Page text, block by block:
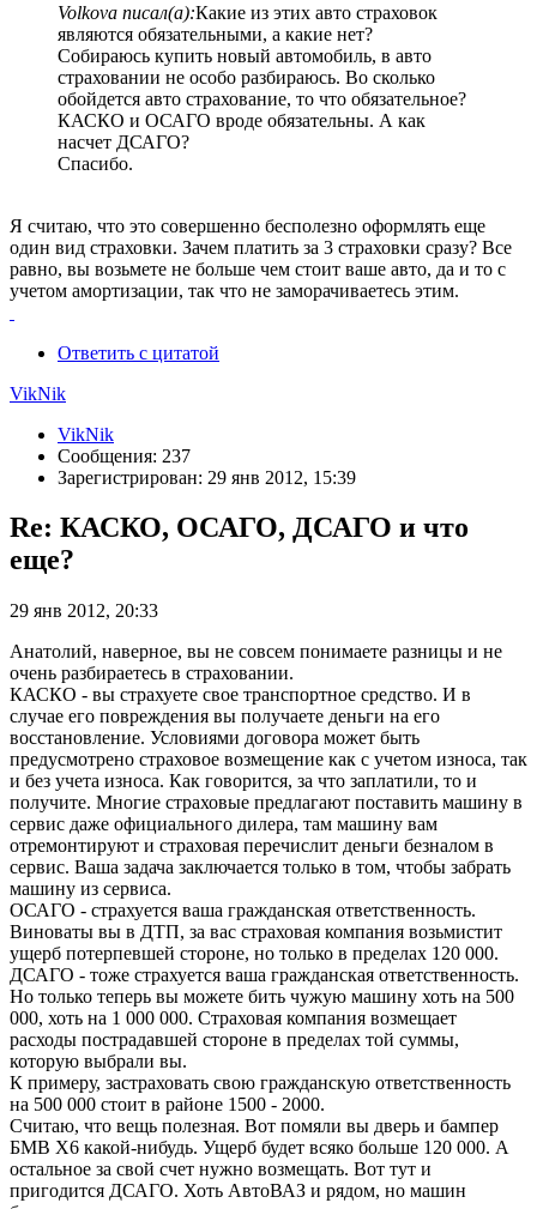
Volkova писал(а):Какие из этих авто страховок
являются обязательными, а какие нет?
Собираюсь купить новый автомобиль, в авто
страховании не особо разбираюсь. Во сколько
обойдется авто страхование, то что обязательное?
КАСКО и ОСАГО вроде обязательны. А как
насчет ДСАГО?
Спасибо.
Я считаю, что это совершенно бесполезно оформлять еще
один вид страховки. Зачем платить за 3 страховки сразу? Все
равно, вы возьмете не больше чем стоит ваше авто, да и то с
учетом амортизации, так что не заморачиваетесь этим.
Ответить с цитатой
VikNik
VikNik
Сообщения: 237
Зарегистрирован: 29 янв 2012, 15:39
Re: КАСКО, ОСАГО, ДСАГО и что
еще?
29 янв 2012, 20:33
Анатолий, наверное, вы не совсем понимаете разницы и не
очень разбираетесь в страховании.
КАСКО - вы страхуете свое транспортное средство. И в
случае его повреждения вы получаете деньги на его
восстановление. Условиями договора может быть
предусмотрено страховое возмещение как с учетом износа, так
и без учета износа. Как говорится, за что заплатили, то и
получите. Многие страховые предлагают поставить машину в
сервис даже официального дилера, там машину вам
отремонтируют и страховая перечислит деньги безналом в
сервис. Ваша задача заключается только в том, чтобы забрать
машину из сервиса.
ОСАГО - страхуется ваша гражданская ответственность.
Виноваты вы в ДТП, за вас страховая компания возьмистит
ущерб потерпевшей стороне, но только в пределах 120 000.
ДСАГО - тоже страхуется ваша гражданская ответственность.
Но только теперь вы можете бить чужую машину хоть на 500
000, хоть на 1 000 000. Страховая компания возмещает
расходы пострадавшей стороне в пределах той суммы,
которую выбрали вы.
К примеру, застраховать свою гражданскую ответственность
на 500 000 стоит в районе 1500 - 2000.
Считаю, что вещь полезная. Вот помяли вы дверь и бампер
БМВ Х6 какой-нибудь. Ущерб будет всяко больше 120 000. А
остальное за свой счет нужно возмещать. Вот тут и
пригодится ДСАГО. Хоть АвтоВАЗ и рядом, но машин